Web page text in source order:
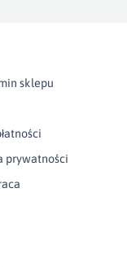
sklepu
prywatności